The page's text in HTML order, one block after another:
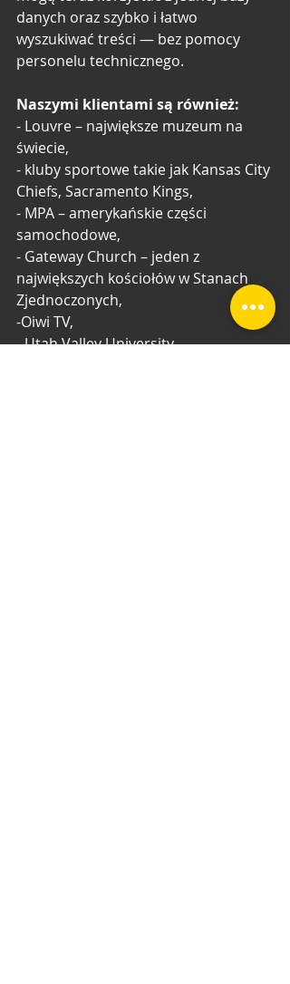
danych oraz szybko i łatwo
wyszukiwać treści — bez pomocy
personelu technicznego.
Naszymi klientami są również:
- Louvre – największe muzeum na
świecie,
- kluby sportowe takie jak Kansas City
Chiefs, Sacramento Kings,
- MPA – amerykańskie części
samochodowe,
- Gateway Church – jeden z
największych kościołów w Stanach
Zjednoczonych,
-Oiwi TV,
- Utah Valley University,